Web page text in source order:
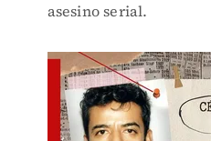
asesino serial.